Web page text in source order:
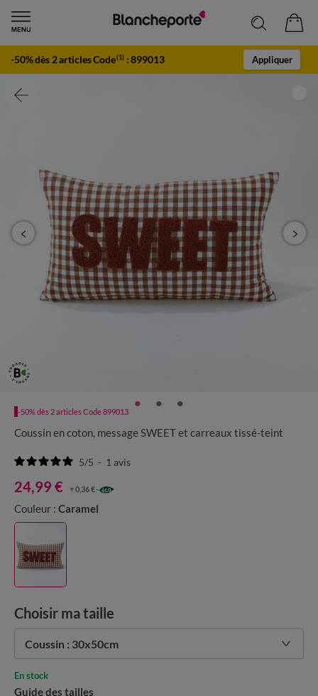
-50% dès 2 articles Code(1) :899013 Appliquer
-50% dès 2 articles Code 899013
Coussin en coton, message SWEET et carreaux tissé-teint
5/5 - 1 avis
24,99 € + 0,36 €
Couleur : Caramel
Choisir ma taille
Coussin : 30x50cm
Guide des tailles
En stock